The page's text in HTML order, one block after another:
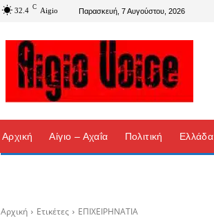
32.4 C Aigio Παρασκευή, 7 Αυγούστου, 2026
Αρχική Αίγιο – Αχαΐα Πολιτική Ελλάδα
Αρχική Ετικέτες ΕΠΙΧΕΙΡΗΝΑΤΙΑ